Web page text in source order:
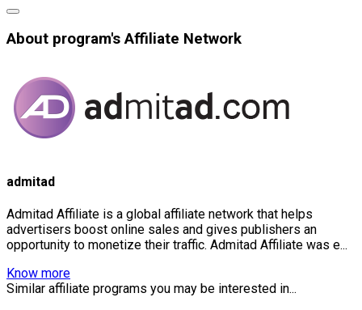
About program's Affiliate Network
admitad
Admitad Affiliate is a global affiliate network that helps
advertisers boost online sales and gives publishers an
opportunity to monetize their traffic. Admitad Affiliate was e...
Know more
Similar affiliate programs you may be interested in...